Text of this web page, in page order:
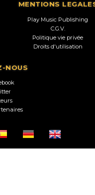
MENTIONS
Play Music Publishing
C.G.V.
Politique vie privée
Droits d'utilisation
NOUS